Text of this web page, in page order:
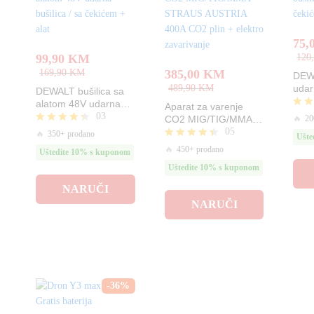
99,90 KM
169,90KM
DEWALT bušilica sa
alatom 48V udarna
bušilica / sa čekićem
+ alat
Ocjenjeno
od 5
03
🔥 350+ prodano
Uštedite 10% s kuponom
NARUČI
385,00 KM
489,90KM
Aparat za varenje
CO2 MIG/TIG/MMA
STRAUS AUSTRIA
400A CO2 plin +
elektro zavarivanje
Ocjenjeno
od 5
05
🔥 450+ prodano
Uštedite 10% s kuponom
NARUČI
36V
od 5
🔥
-36%